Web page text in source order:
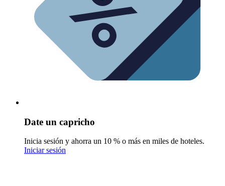
Date un capricho
Inicia sesión y ahorra un 10 % o más en miles de hoteles.
Iniciar sesión